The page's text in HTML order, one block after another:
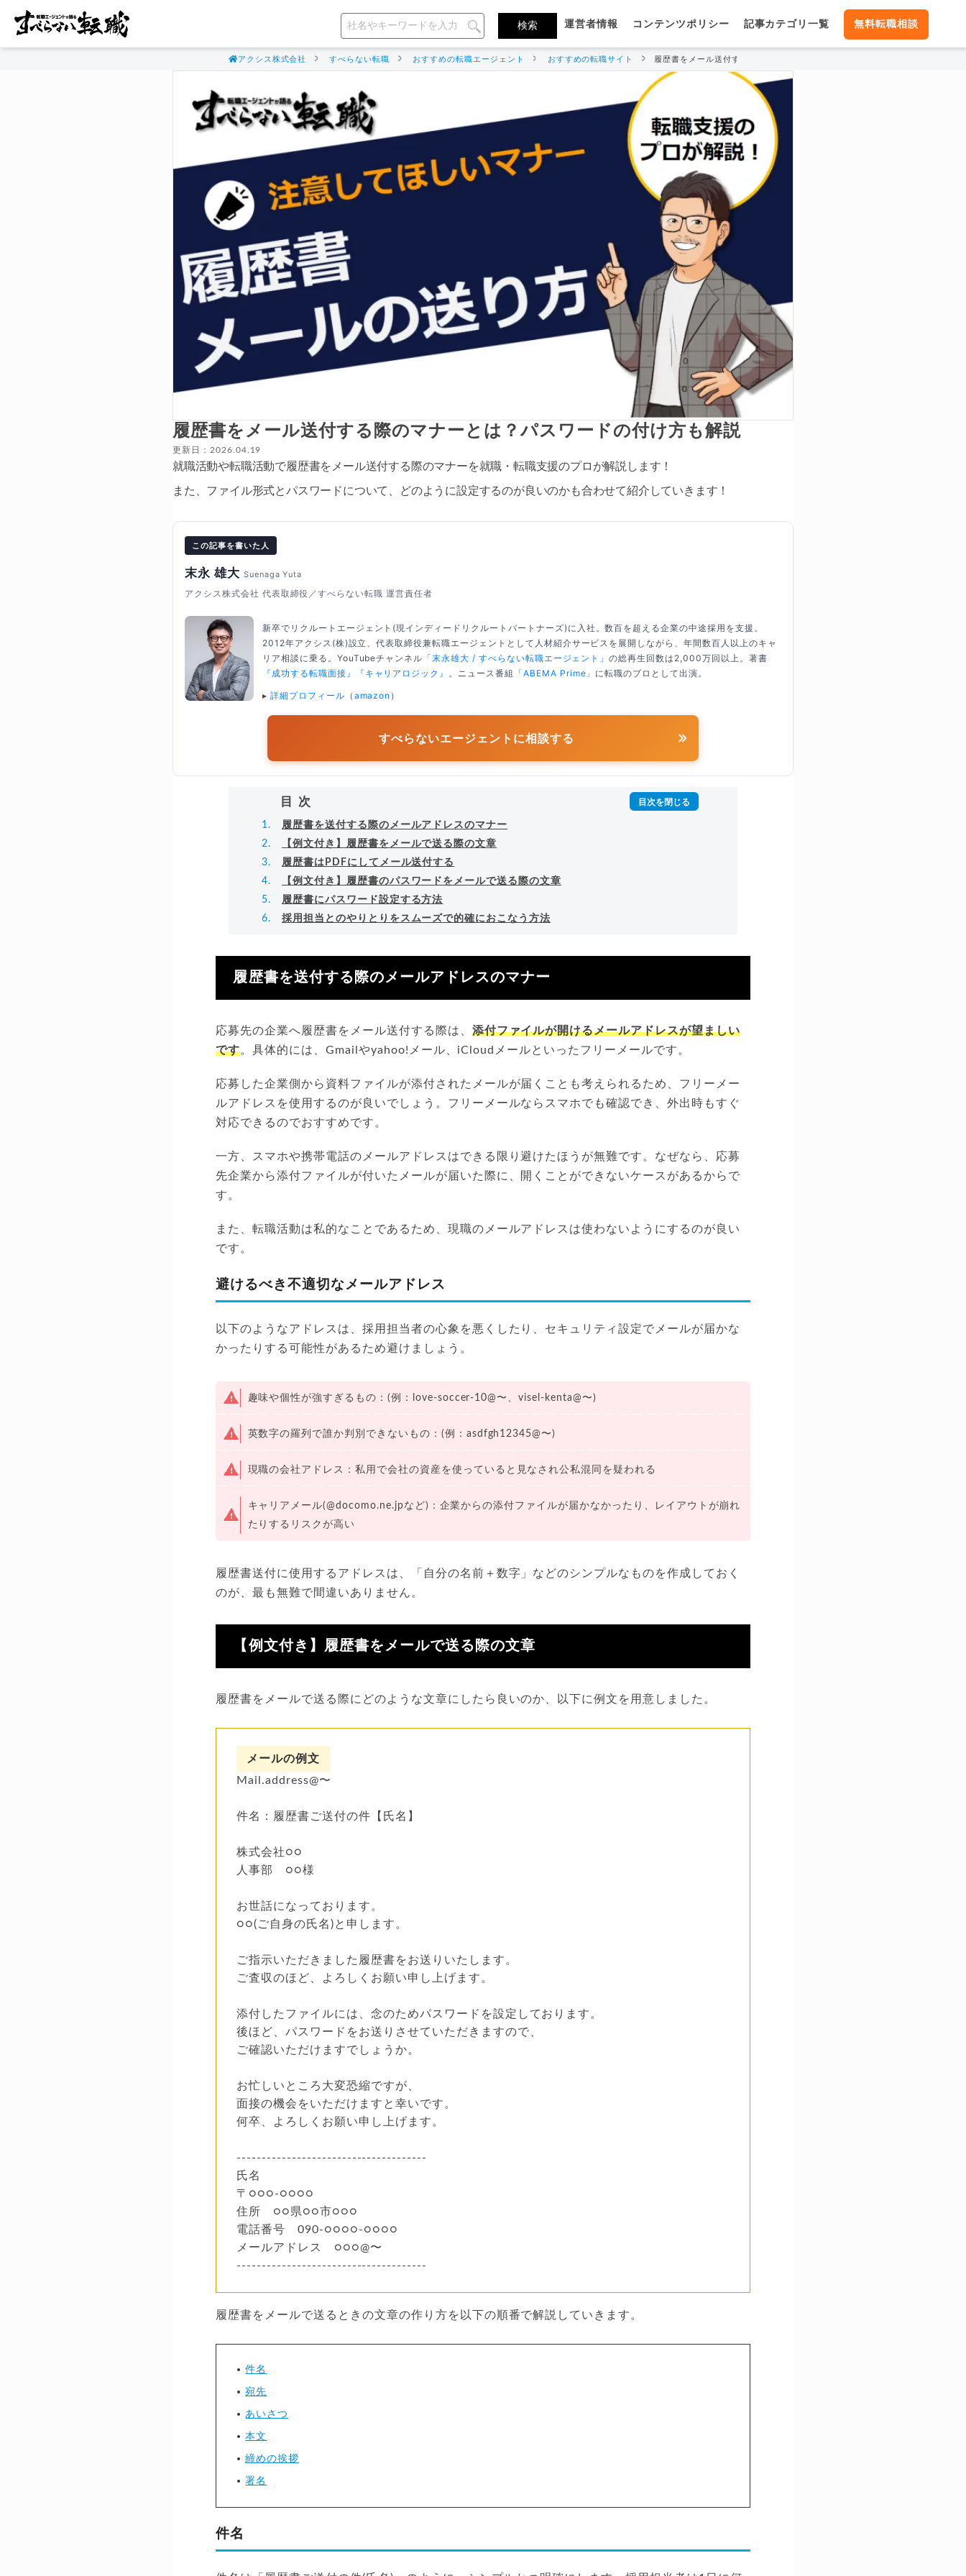
運営者情報 コンテンツポリシー 記事カテゴリ一覧 無料転職相談
アクシス株式会社 すべらない転職 おすすめの転職エージェント おすすめの転職サイト 履歴書をメール送付する際のマナーとは？パスワードの付け方も解説
履歴書をメール送付する際のマナーとは？パスワードの付け方も解説
更新日：2026.04.19
就職活動や転職活動で履歴書をメール送付する際のマナーを就職・転職支援のプロが解説します！
また、ファイル形式とパスワードについて、どのように設定するのが良いのかも合わせて紹介していきます！
この記事を書いた人
末永 雄大 Suenaga Yuta
アクシス株式会社 代表取締役／すべらない転職 運営責任者
新卒でリクルートエージェント(現インディードリクルートパートナーズ)に入社。数百を超える企業の中途採用を支援。
2012年アクシス(株)設立、代表取締役兼転職エージェントとして人材紹介サービスを展開しながら、年間数百人以上のキャ
リア相談に乗る。YouTubeチャンネル 「末永雄大 / すべらない転職エージェント」の総再生回数は2,000万回以上。著書
『成功する転職面接』
『キャリアロジック』 。ニュース番組 「ABEMA Prime」 に転職のプロとして出演。
▸ 詳細プロフィール （ amazon ）
すべらないエージェントに相談する
目次
履歴書を送付する際のメールアドレスのマナー
【例文付き】履歴書をメールで送る際の文章
履歴書はPDFにしてメール送付する
【例文付き】履歴書のパスワードをメールで送る際の文章
履歴書にパスワード設定する方法
採用担当とのやりとりをスムーズで的確におこなう方法
履歴書を送付する際のメールアドレスのマナー
応募先の企業へ履歴書をメール送付する際は、 添付ファイルが開けるメールアドレスが望ましい
です。具体的には、Gmailやyahoo!メール、iCloudメールといったフリーメールです。
応募した企業側から資料ファイルが添付されたメールが届くことも考えられるため、フリーメー
ルアドレスを使用するのが良いでしょう。フリーメールならスマホでも確認でき、外出時もすぐ
対応できるのでおすすめです。
一方、スマホや携帯電話のメールアドレスはできる限り避けたほうが無難です。なぜなら、応募
先企業から添付ファイルが付いたメールが届いた際に、開くことができないケースがあるからで
す。
また、転職活動は私的なことであるため、現職のメールアドレスは使わないようにするのが良い
です。
避けるべき不適切なメールアドレス
以下のようなアドレスは、採用担当者の心象を悪くしたり、セキュリティ設定でメールが届かな
かったりする可能性があるため避けましょう。
趣味や個性が強すぎるもの：(例：love-soccer-10@〜、visel-kenta@〜)
英数字の羅列で誰か判別できないもの：(例：asdfgh12345@〜)
現職の会社アドレス：私用で会社の資産を使っていると見なされ公私混同を疑われる
キャリアメール(@docomo.ne.jpなど)：企業からの添付ファイルが届かなかったり、レイアウトが崩れ
たりするリスクが高い
履歴書送付に使用するアドレスは、「自分の名前＋数字」などのシンプルなものを作成しておく
のが、最も無難で間違いありません。
【例文付き】履歴書をメールで送る際の文章
履歴書をメールで送る際にどのような文章にしたら良いのか、以下に例文を用意しました。
メールの例文
Mail.address@〜
件名：履歴書ご送付の件【氏名】
株式会社○○
人事部 ○○様
お世話になっております。
○○(ご自身の氏名)と申します。
ご指示いただきました履歴書をお送りいたします。
ご査収のほど、よろしくお願い申し上げます。
添付したファイルには、念のためパスワードを設定しております。
後ほど、パスワードをお送りさせていただきますので、
ご確認いただけますでしょうか。
お忙しいところ大変恐縮ですが、
面接の機会をいただけますと幸いです。
何卒、よろしくお願い申し上げます。
--------------------------------------
氏名
〒○○○-○○○○
住所 ○○県○○市○○○
電話番号 090-○○○○-○○○○
メールアドレス ○○○@〜
--------------------------------------
履歴書をメールで送るときの文章の作り方を以下の順番で解説していきます。
件名
宛先
あいさつ
本文
締めの挨拶
署名
件名